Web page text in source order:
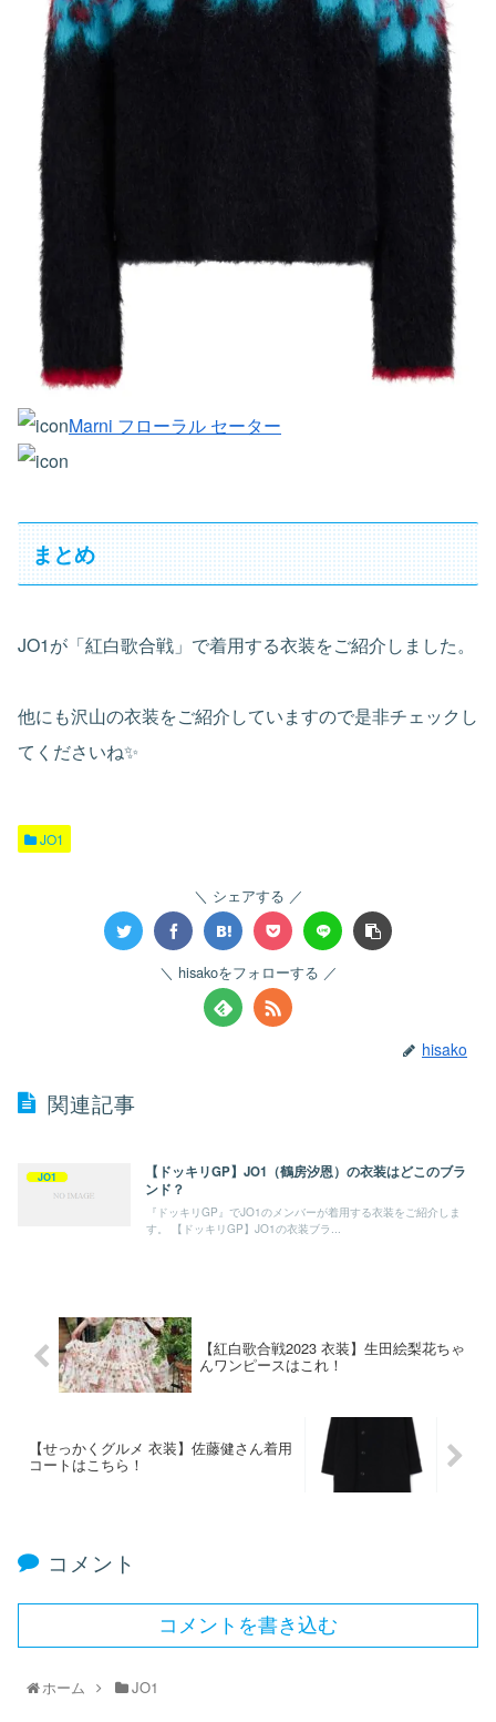
Marni フローラル セーター
まとめ
JO1が「紅白歌合戦」で着用する衣装をご紹介しました。
他にも沢山の衣装をご紹介していますので是非チェックし
てくださいね✨
JO1
シェアする
hisakoをフォローする
hisako
関連記事
JO1
【ドッキリGP】JO1（鶴房汐恩）の衣装はどこのブラ
ンド？
『ドッキリGP』でJO1のメンバーが着用する衣装をご紹介しま
す。 【ドッキリGP】JO1の衣装ブラ...
【紅白歌合戦2023 衣装】生田絵梨花ちゃ
んワンピースはこれ！
【せっかくグルメ 衣装】佐藤健さん着用
コートはこちら！
コメント
コメントを書き込む
ホーム JO1